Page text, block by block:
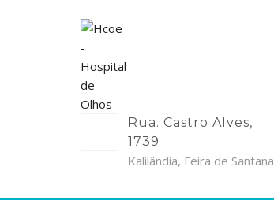
Rua. Castro Alves,
1739
Kalilândia, Feira de Santana